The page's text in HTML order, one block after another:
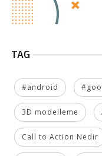
TAG
#android
3D modelleme
Call to Action Nedir